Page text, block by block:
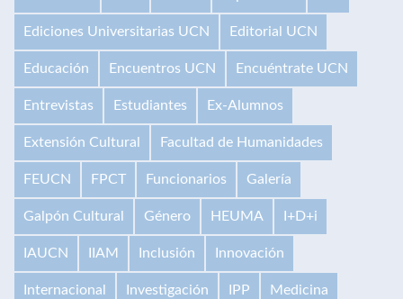
Ediciones Universitarias UCN Editorial UCN
Educación Encuentros UCN Encuéntrate UCN
Entrevistas Estudiantes Ex-Alumnos
Extensión Cultural Facultad de Humanidades
FEUCN FPCT Funcionarios Galería
Galpón Cultural Género HEUMA I+D+i
IAUCN IIAM Inclusión Innovación
Internacional Investigación IPP Medicina